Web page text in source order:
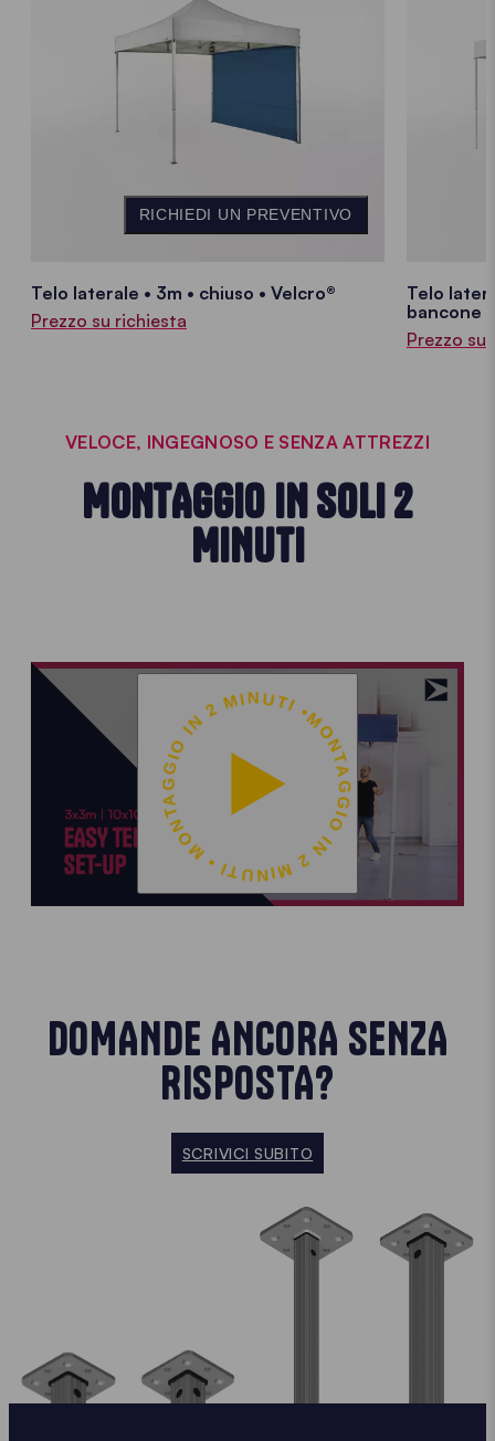
RICHIEDI UN PREVENTIVO
Telo laterale • 3m • chiuso • Velcro®
Prezzo su richiesta
Telo
bancone
Prezzo su
VELOCE, INGEGNOSO E SENZA ATTREZZI
MONTAGGIO IN SOLI 2
MINUTI
MONTAGGIO IN 2 MINUTI • MONTAGGIO IN 2 MINUTI •
DOMANDE ANCORA SENZA
RISPOSTA?
SCRIVICI SUBITO